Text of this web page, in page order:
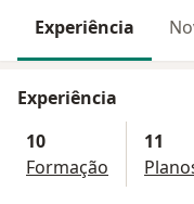
Experiência
Experiência
10
Formação
11